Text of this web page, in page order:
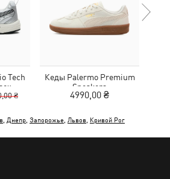
Tech
₴
Кеды Palermo Premium
Sneakers
4990,00 ₴
Днепр Запорожье Львов Кривой Рог